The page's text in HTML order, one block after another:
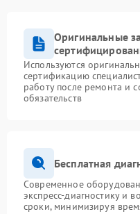
Оригинальные
Используются
сертификацию
работу после ремонта и
обязательств
Бесплатная
Современное
экспресс-диагностику и
сроки, минимизируя